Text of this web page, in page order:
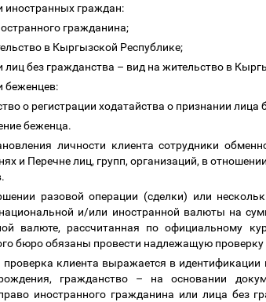
иностранных граждан:
гражданина;
в Кыргызской Республике;
лиц без гражданства – вид на жительство в
беженцев:
о регистрации ходатайства о признании лица
беженца.
личности клиента сотрудники
и Перечне лиц, групп, организаций, в
разовой операции (сделки) или
и/или иностранной валюты на
валюте, рассчитанная по официальному
бюро обязаны провести надлежащую проверку
клиента выражается в идентификации
гражданство – на основании
иностранного гражданина или лица без